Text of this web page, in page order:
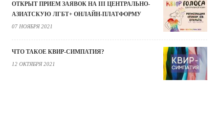
ОТКРЫТ ПРИЕМ ЗАЯВОК НА III ЦЕНТРАЛЬНО-
АЗИАТСКУЮ ЛГБТ+ ОНЛАЙН-ПЛАТФОРМУ
07 НОЯБРЯ 2021
ЧТО ТАКОЕ КВИР-СИМПАТИЯ?
12 ОКТЯБРЯ 2021